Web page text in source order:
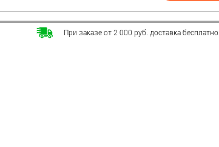
При заказе от 2 000 руб. доставка бесплатно